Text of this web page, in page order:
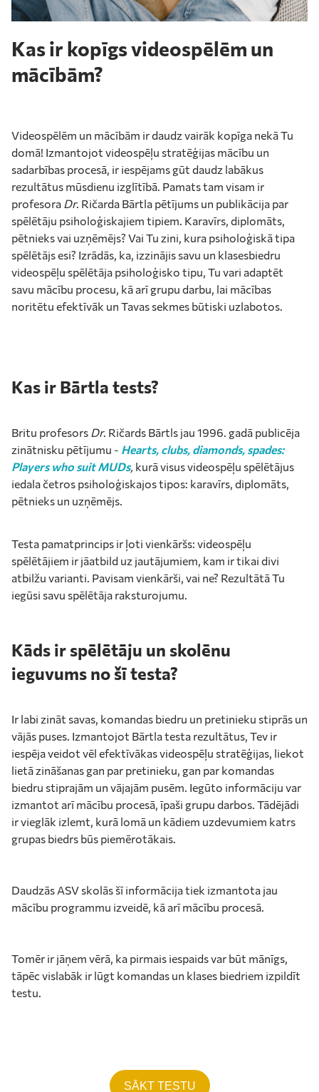
Kas ir kopīgs videospēlēm un
mācībām?
Videospēlēm un mācībām ir daudz vairāk kopīga nekā Tu
domā! Izmantojot videospēļu stratēģijas mācību un
sadarbības procesā, ir iespējams gūt daudz labākus
rezultātus mūsdienu izglītībā. Pamats tam visam ir
profesora Dr. Ričarda Bārtla pētījums un publikācija par
spēlētāju psiholoģiskajiem tipiem. Karavīrs, diplomāts,
pētnieks vai uzņēmējs? Vai Tu zini, kura psiholoģiskā tipa
spēlētājs esi? Izrādās, ka, izzinājis savu un klasesbiedru
videospēļu spēlētāja psiholoģisko tipu, Tu vari adaptēt
savu mācību procesu, kā arī grupu darbu, lai mācības
noritētu efektīvāk un Tavas sekmes būtiski uzlabotos.
Kas ir Bārtla tests?
Britu profesors Dr. Ričards Bārtls jau 1996. gadā publicēja
zinātnisku pētījumu - Hearts, clubs, diamonds, spades:
Players who suit MUDs, kurā visus videospēļu spēlētājus
iedala četros psiholoģiskajos tipos: karavīrs, diplomāts,
pētnieks un uzņēmējs.
Testa pamatprincips ir ļoti vienkāršs: videospēļu
spēlētājiem ir jāatbild uz jautājumiem, kam ir tikai divi
atbilžu varianti. Pavisam vienkārši, vai ne? Rezultātā Tu
iegūsi savu spēlētāja raksturojumu.
Kāds ir spēlētāju un skolēnu
ieguvums no šī testa?
Ir labi zināt savas, komandas biedru un pretinieku stiprās un
vājās puses. Izmantojot Bārtla testa rezultātus, Tev ir
iespēja veidot vēl efektīvākas videospēļu stratēģijas, liekot
lietā zināšanas gan par pretinieku, gan par komandas
biedru stiprajām un vājajām pusēm. Iegūto informāciju var
izmantot arī mācību procesā, īpaši grupu darbos. Tādējādi
ir vieglāk izlemt, kurā lomā un kādiem uzdevumiem katrs
grupas biedrs būs piemērotākais.
Daudzās ASV skolās šī informācija tiek izmantota jau
mācību programmu izveidē, kā arī mācību procesā.
Tomēr ir jāņem vērā, ka pirmais iespaids var būt mānīgs,
tāpēc vislabāk ir lūgt komandas un klases biedriem izpildīt
testu.
SĀKT TESTU